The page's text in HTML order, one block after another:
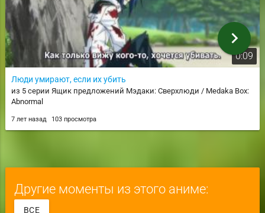
0:09
Люди умирают, если их убить
из 5 серии Ящик предложений Мэдаки: Сверхлюди / Medaka Box:
Abnormal
7 лет назад 103 просмотра
chevron_right
Другие моменты из этого аниме:
ВСЕ